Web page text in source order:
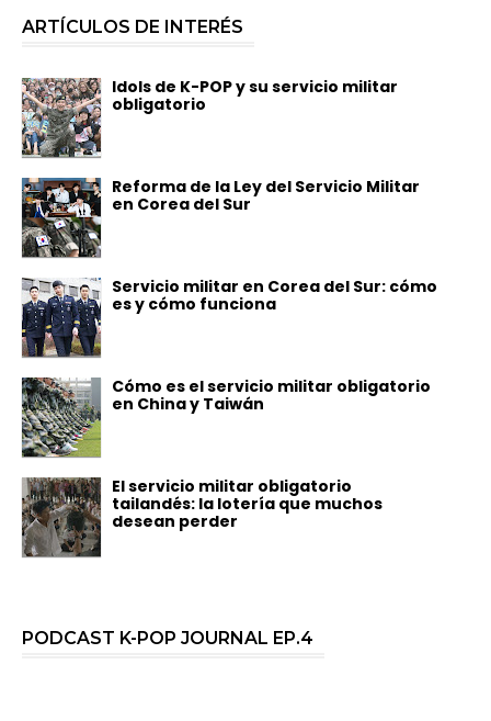
ARTÍCULOS DE INTERÉS
Idols de K-POP y su servicio militar
obligatorio
Reforma de la Ley del Servicio Militar
en Corea del Sur
Servicio militar en Corea del Sur: cómo
es y cómo funciona
Cómo es el servicio militar obligatorio
en China y Taiwán
El servicio militar obligatorio
tailandés: la lotería que muchos
desean perder
PODCAST K-POP JOURNAL EP.4